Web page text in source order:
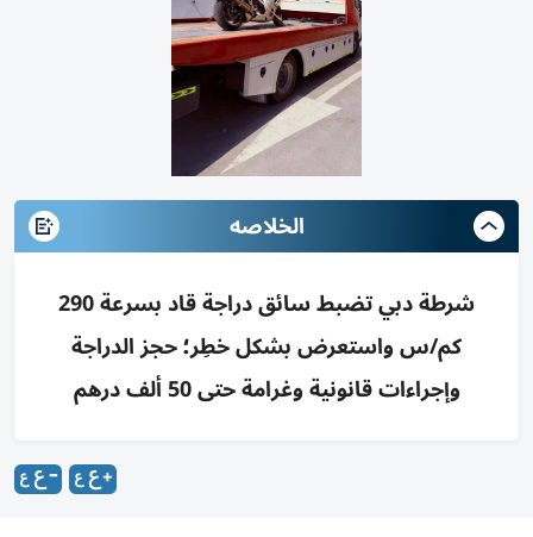
الخلاصه
شرطة دبي تضبط سائق دراجة قاد بسرعة 290
كم/س واستعرض بشكل خطِر؛ حجز الدراجة
وإجراءات قانونية وغرامة حتى 50 ألف درهم